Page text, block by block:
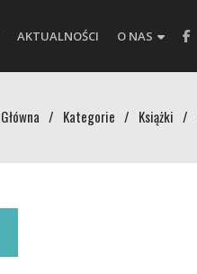
AKTUALNOŚCI O NAS
Główna / Kategorie / Książki /